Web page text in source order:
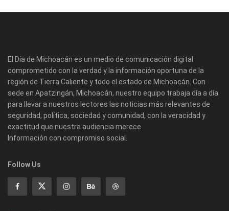
El Día de Michoacán es un medio de comunicación digital
comprometido con la verdad y la información oportuna de la
región de Tierra Caliente y todo el estado de Michoacán. Con
sede en Apatzingán, Michoacán, nuestro equipo trabaja día a día
para llevar a nuestros lectores las noticias más relevantes de
seguridad, política, sociedad y comunidad, con la veracidad y
exactitud que nuestra audiencia merece.
Información con compromiso social.
Follow Us